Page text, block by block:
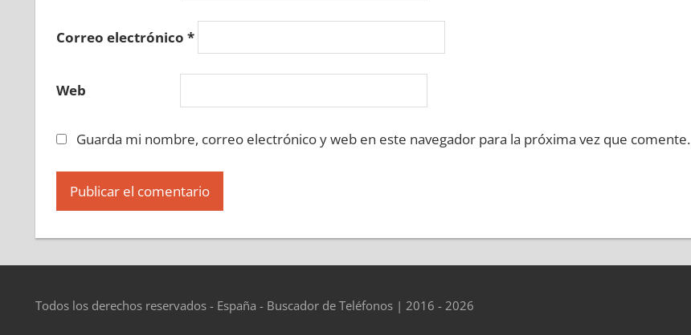
Correo electrónico *
Web
Guarda mi nombre, correo electrónico y web en este navegador para la próxima vez que comente.
Todos los derechos reservados - España - Buscador de Teléfonos | 2016 - 2026